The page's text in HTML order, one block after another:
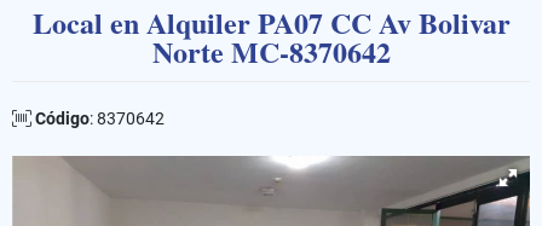
Local en Alquiler PA07 CC Av Bolivar
Norte MC-8370642
Código: 8370642